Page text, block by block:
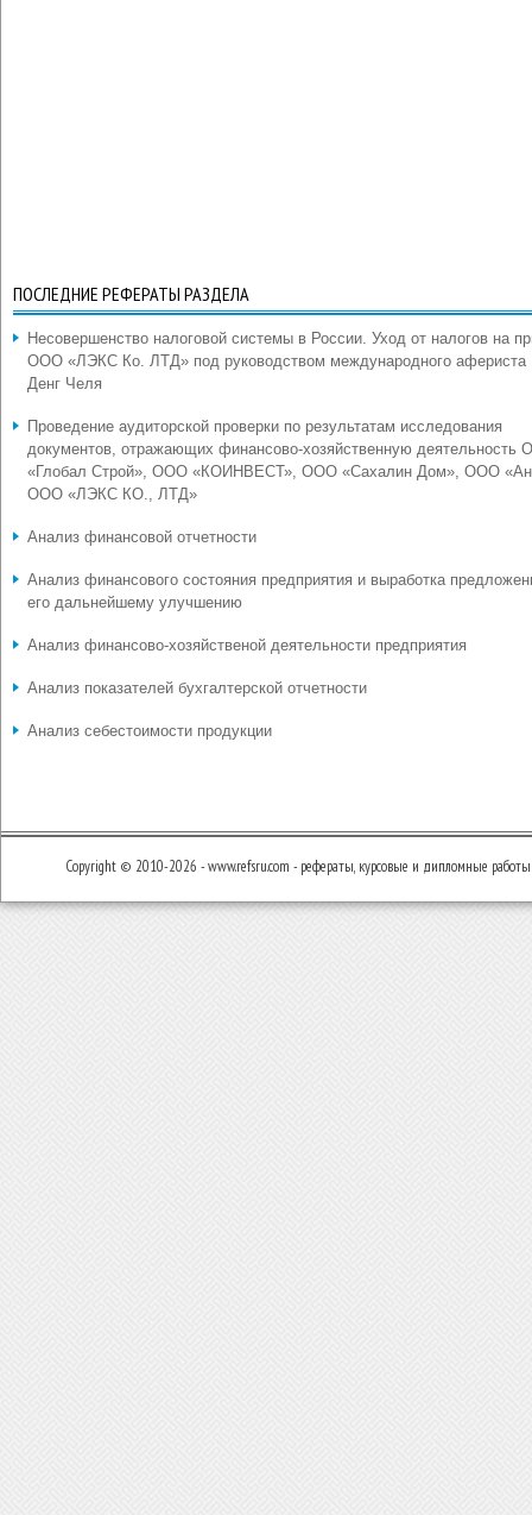
ПОСЛЕДНИЕ РЕФЕРАТЫ РАЗДЕЛА
Несовершенство налоговой системы в России. Уход от налогов на
ООО «ЛЭКС Ко. ЛТД» под руководством международного
Денг Челя
Проведение аудиторской проверки по результатам исследования
документов, отражающих финансово-хозяйственную деятельность
«Глобал Строй», ООО «КОИНВЕСТ», ООО «Сахалин Дом», ООО
ООО «ЛЭКС КО., ЛТД»
Анализ финансовой отчетности
Анализ финансового состояния предприятия и выработка
его дальнейшему улучшению
Анализ финансово-хозяйственой деятельности предприятия
Анализ показателей бухгалтерской отчетности
Анализ себестоимости продукции
Copyright © 2010-2026 - www.refsru.com - рефераты, курсовые и дипломные работы